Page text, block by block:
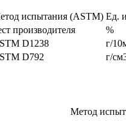
испытания (ASTM) Ед.
производителя
%
D1238
г/
D792 г/
Метод